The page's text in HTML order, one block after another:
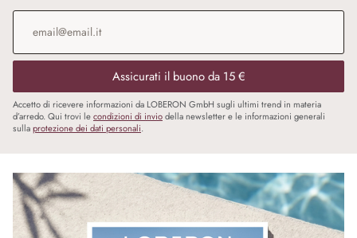
Indirizzo e-mail*
Assicurati il buono da 15 €
Accetto di ricevere informazioni da LOBERON GmbH sugli ultimi trend in materia
d’arredo. Qui trovi lecondizioni di inviodella newsletter e le informazioni generali
sullaprotezione dei dati personali.